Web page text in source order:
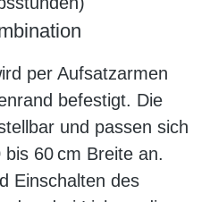
per Aufsatzarmen
befestigt. Die
und passen sich
60 cm Breite an.
Einschalten des